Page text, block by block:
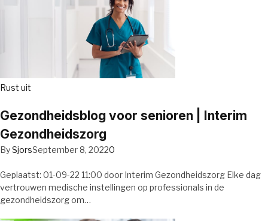
Rust uit
Gezondheidsblog voor senioren | Interim
Gezondheidszorg
BySjorsSeptember 8, 20220
Geplaatst: 01-09-22 11:00 door Interim Gezondheidszorg Elke dag
vertrouwen medische instellingen op professionals in de
gezondheidszorg om…